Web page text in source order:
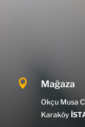
 Mağaza
Okçu Musa
Karaköy